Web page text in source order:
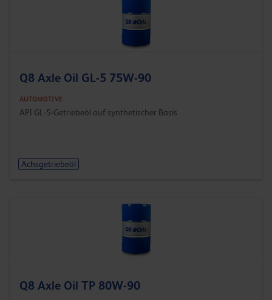
Q8 Axle Oil GL-5 75W-90
AUTOMOTIVE
API GL-5-Getriebeöl auf synthetischer Basis
Achsgetriebeöl
Q8 Axle Oil TP 80W-90